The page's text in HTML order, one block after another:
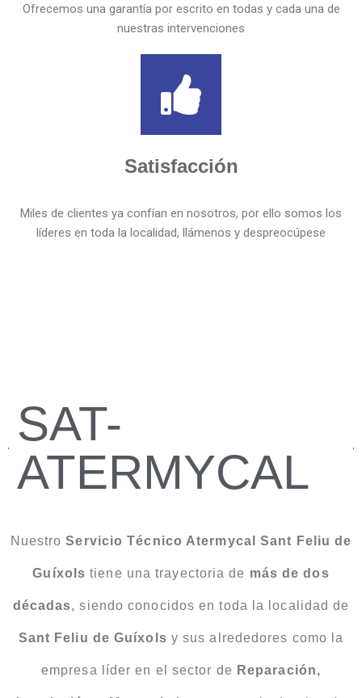
Ofrecemos una garantía por escrito en todas y cada una de
nuestras intervenciones
Satisfacción
Miles de clientes ya confían en nosotros, por ello somos los
líderes en toda la localidad, llámenos y despreocúpese
SAT-
ATERMYCAL
NuestroServicio Técnico Atermycal Sant Feliu de
Guíxolstiene una trayectoria de más de dos
décadas, siendo conocidos en toda la localidad de
Sant Feliu de Guíxols y sus alrededores como la
empresa líder en el sector de Reparación,